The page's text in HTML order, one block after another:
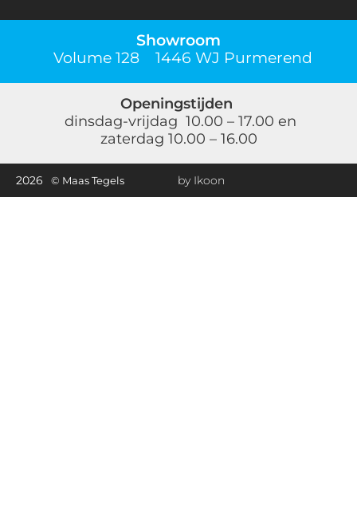
Showroom
Volume 128 1446 WJ Purmerend
Openingstijden
dinsdag-vrijdag 10.00 – 17.00 en
zaterdag 10.00 – 16.00
2026 © Maas Tegels by Ikoon